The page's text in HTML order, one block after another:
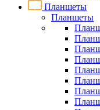
Планшеты
Планшеты